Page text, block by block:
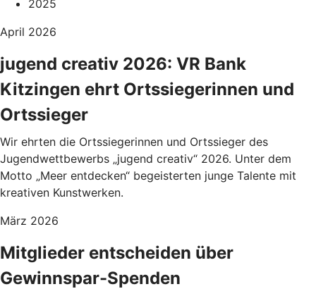
2025
April 2026
jugend creativ 2026: VR Bank
Kitzingen ehrt Ortssiegerinnen und
Ortssieger
Wir ehrten die Ortssiegerinnen und Ortssieger des
Jugendwettbewerbs „jugend creativ“ 2026. Unter dem
Motto „Meer entdecken“ begeisterten junge Talente mit
kreativen Kunstwerken.
März 2026
Mitglieder entscheiden über
Gewinnspar-Spenden